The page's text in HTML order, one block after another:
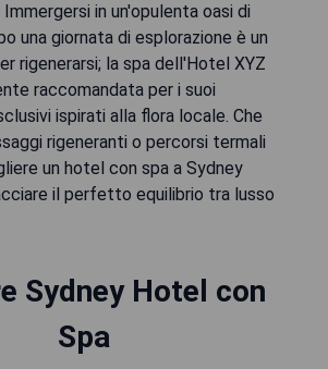
in un'opulenta oasi di
una giornata di esplorazione è un
rigenerarsi; la spa dell'Hotel XYZ
raccomandata per i suoi
ispirati alla flora locale. Che
rigeneranti o percorsi termali
un hotel con spa a Sydney
il perfetto equilibrio tra lusso
Sydney Hotel con
Spa